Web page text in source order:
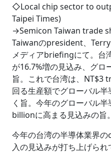
◇Local chip sector to
Taipei Times)
→Semicon Taiwan trade
Taiwanのpresident、
メディアbriefingにて。台
が16.7%増の見込み、グロ
旨。これで台湾は、NT$3
回る生産額でグローバル
く旨。今年のグローバル
billionに高まる見込みの旨。
今年の台湾の半導体業界
入の見込みが打ち上げられ